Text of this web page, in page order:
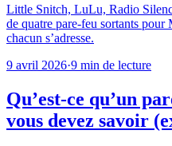
Little Snitch, LuLu, Radio
de quatre pare-feu sortants
chacun s’adresse.
9 avril 2026·9 min de lecture
Qu’est-ce qu’un
vous devez savoir